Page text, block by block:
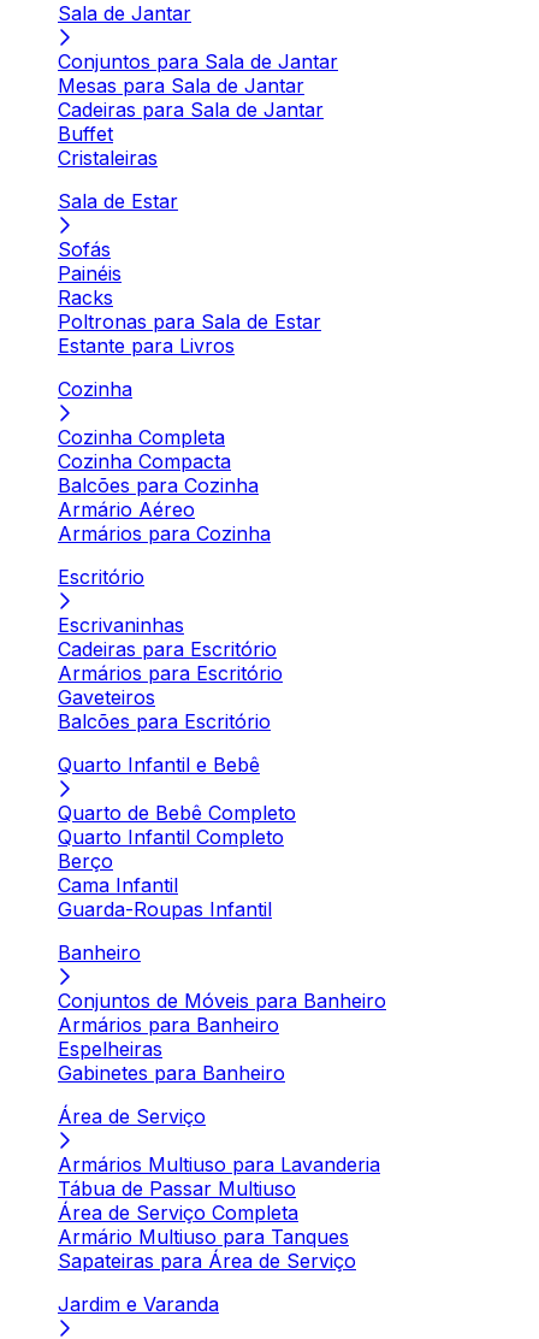
Sala de Jantar
Conjuntos para Sala de Jantar
Mesas para Sala de Jantar
Cadeiras para Sala de Jantar
Buffet
Cristaleiras
Sala de Estar
Sofás
Painéis
Racks
Poltronas para Sala de Estar
Estante para Livros
Cozinha
Cozinha Completa
Cozinha Compacta
Balcões para Cozinha
Armário Aéreo
Armários para Cozinha
Escritório
Escrivaninhas
Cadeiras para Escritório
Armários para Escritório
Gaveteiros
Balcões para Escritório
Quarto Infantil e Bebê
Quarto de Bebê Completo
Quarto Infantil Completo
Berço
Cama Infantil
Guarda-Roupas Infantil
Banheiro
Conjuntos de Móveis para Banheiro
Armários para Banheiro
Espelheiras
Gabinetes para Banheiro
Área de Serviço
Armários Multiuso para Lavanderia
Tábua de Passar Multiuso
Área de Serviço Completa
Armário Multiuso para Tanques
Sapateiras para Área de Serviço
Jardim e Varanda